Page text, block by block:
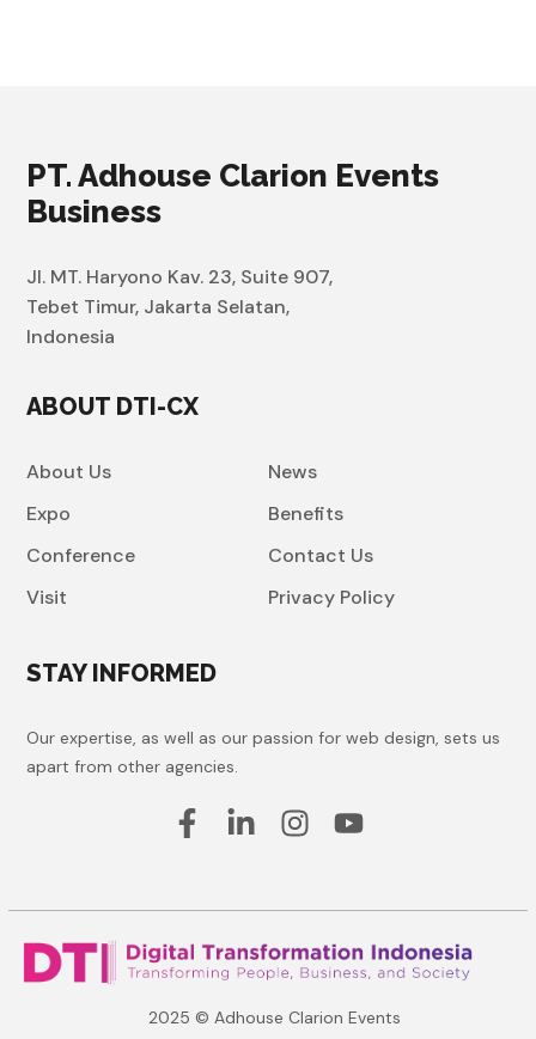
PT. Adhouse Clarion Events
Business
Jl. MT. Haryono Kav. 23, Suite 907,
Tebet Timur, Jakarta Selatan,
Indonesia
ABOUT DTI-CX
About Us
Expo
Conference
Visit
News
Benefits
Contact Us
Privacy Policy
STAY INFORMED
Our expertise, as well as our passion for web design, sets us
apart from other agencies.
2025 © Adhouse Clarion Events